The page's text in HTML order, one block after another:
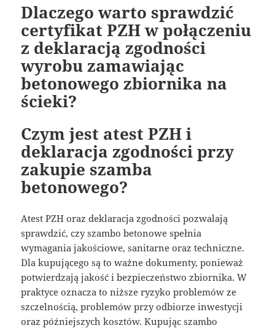
Dlaczego warto sprawdzić
certyfikat PZH w połączeniu
z deklaracją zgodności
wyrobu zamawiając
betonowego zbiornika na
ścieki?
Czym jest atest PZH i
deklaracja zgodności przy
zakupie szamba
betonowego?
Atest PZH oraz deklaracja zgodności pozwalają
sprawdzić, czy szambo betonowe spełnia
wymagania jakościowe, sanitarne oraz techniczne.
Dla kupującego są to ważne dokumenty, ponieważ
potwierdzają jakość i bezpieczeństwo zbiornika. W
praktyce oznacza to niższe ryzyko problemów ze
szczelnością, problemów przy odbiorze inwestycji
oraz późniejszych kosztów. Kupując szambo